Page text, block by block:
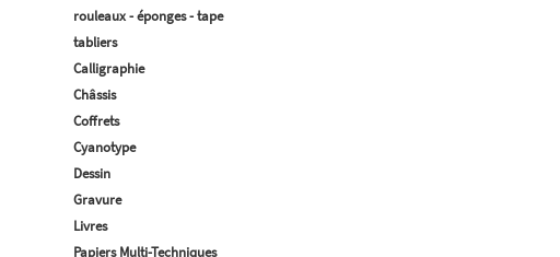
rouleaux - éponges - tape
tabliers
Calligraphie
Châssis
Coffrets
Cyanotype
Dessin
Gravure
Livres
Papiers Multi-Techniques